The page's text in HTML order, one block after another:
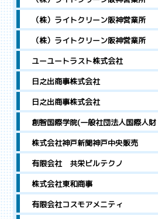
（株）ライトクリーン阪神営業所
（株）ライトクリーン阪神営業所
ユーユートラスト株式会社
日之出商事株式会社
日之出商事株式会社
創智国際学院(一般社団法人国際人
株式会社神戸新聞神戸中央販売
有限会社 共栄ビルテクノ
株式会社東和商事
有限会社コスモアメニティ